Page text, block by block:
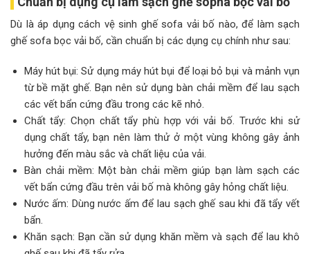
Dù là áp dụng cách vệ sinh ghế sofa vải bố nào, để làm sạch
ghế sofa bọc vải bố, cần chuẩn bị các dụng cụ chính như sau:
Máy hút bụi: Sử dụng máy hút bụi để loại bỏ bụi và mảnh vụn
từ bề mặt ghế. Bạn nên sử dụng bàn chải mềm để lau sạch
các vết bẩn cứng đầu trong các kẽ nhỏ.
Chất tẩy: Chọn chất tẩy phù hợp với vải bố. Trước khi sử
dụng chất tẩy, bạn nên làm thử ở một vùng không gây ảnh
hưởng đến màu sắc và chất liệu của vải.
Bàn chải mềm: Một bàn chải mềm giúp bạn làm sạch các
vết bẩn cứng đầu trên vải bố mà không gây hỏng chất liệu.
Nước ấm: Dùng nước ấm để lau sạch ghế sau khi đã tẩy vết
bẩn.
Khăn sạch: Bạn cần sử dụng khăn mềm và sạch để lau khô